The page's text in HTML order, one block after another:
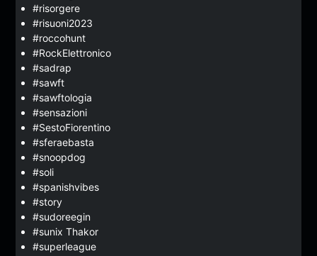
#risorgere
#risuoni2023
#roccohunt
#RockElettronico
#sadrap
#sawft
#sawftologia
#sensazioni
#SestoFiorentino
#sferaebasta
#snoopdog
#soli
#spanishvibes
#story
#sudoreegin
#sunix Thakor
#superleague